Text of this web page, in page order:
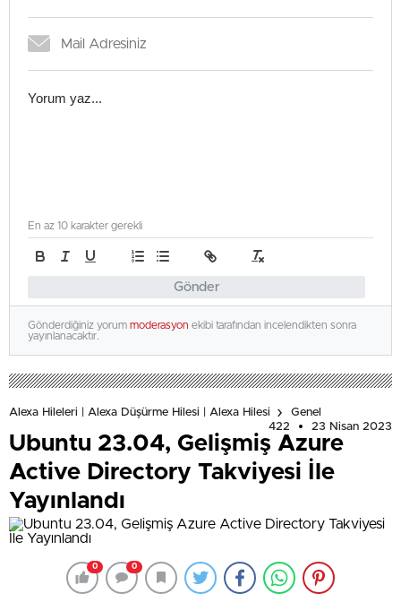
Gönder
En az 10 karakter gerekli
Gönderdiğiniz yorum moderasyon ekibi tarafından incelendikten sonra
yayınlanacaktır.
Alexa Hileleri | Alexa Düşürme Hilesi | Alexa Hilesi
Genel
422
23 Nisan 2023
Ubuntu 23.04, Gelişmiş Azure
Active Directory Takviyesi İle
Yayınlandı
0 0